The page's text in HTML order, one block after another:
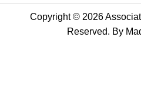
Copyright © 2026
Reserved. By